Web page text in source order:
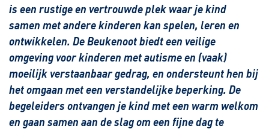
is een rustige en vertrouwde plek waar je kind
samen met andere kinderen kan spelen, leren en
ontwikkelen. De Beukenoot biedt een veilige
omgeving voor kinderen met autisme en (vaak)
moeilijk verstaanbaar gedrag, en ondersteunt hen bij
het omgaan met een verstandelijke beperking. De
begeleiders ontvangen je kind met een warm welkom
en gaan samen aan de slag om een fijne dag te